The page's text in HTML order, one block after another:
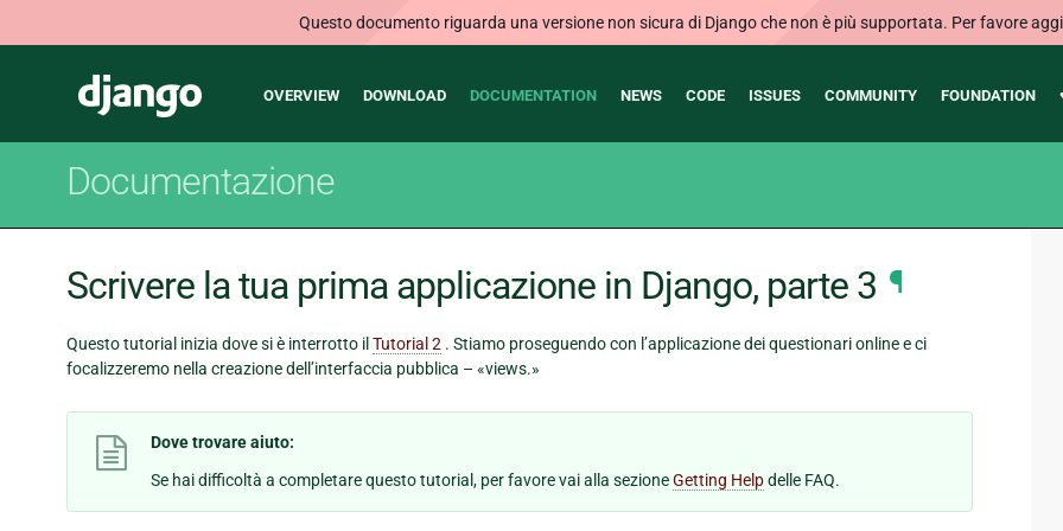
Questo documento riguarda una versione non sicura di Django che non è più supportata. Per favore
Django
Main
OVERVIEW DOWNLOAD DOCUMENTATION NEWS CODE ISSUES COMMUNITY FOUNDATION
Documentazione
Scrivere la tua prima applicazione in Django, parte 3 ¶
Questo tutorial inizia dove si è interrotto il Tutorial 2 . Stiamo proseguendo con l’applicazione dei questionari online e ci
focalizzeremo nella creazione dell’interfaccia pubblica – «views.»
Dove trovare aiuto:
Se hai difficoltà a completare questo tutorial, per favore vai alla sezioneGetting Helpdelle FAQ.